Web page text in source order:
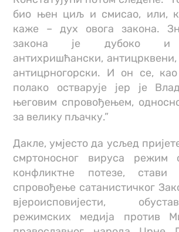
био њен циљ и смисао, или,
каже – дух овога закона.
закона је дубоко и
антихришћански,
антицрногорски. И он се,
полако остварује јер је
његовим спровођењем,
за велику пљачку.”
Дакле, умјесто да усљед
смртоносног вируса режим
конфликтне потезе, стави
спровођење сатанистичког
вјероисповијести,
режимских медија против